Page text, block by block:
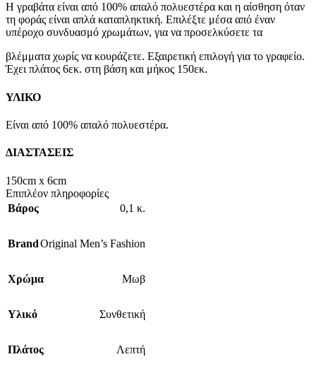
Η γραβάτα είναι από 100% απαλό πολυεστέρα και η αίσθηση όταν
τη φοράς είναι απλά καταπληκτική. Επιλέξτε μέσα από έναν
υπέροχο συνδυασμό χρωμάτων, για να προσελκύσετε τα
βλέμματα χωρίς να κουράζετε. Εξαιρετική επιλογή για το γραφείο.
Έχει πλάτος 6εκ. στη βάση και μήκος 150εκ.
ΥΛΙΚΟ
Είναι από 100% απαλό πολυεστέρα.
ΔΙΑΣΤΑΣΕΙΣ
150cm x 6cm
Επιπλέον πληροφορίες
Βάρος
0,1 κ.
BrandOriginal Men’s Fashion
Χρώμα Μωβ
Υλικό Συνθετική
Πλάτος Λεπτή